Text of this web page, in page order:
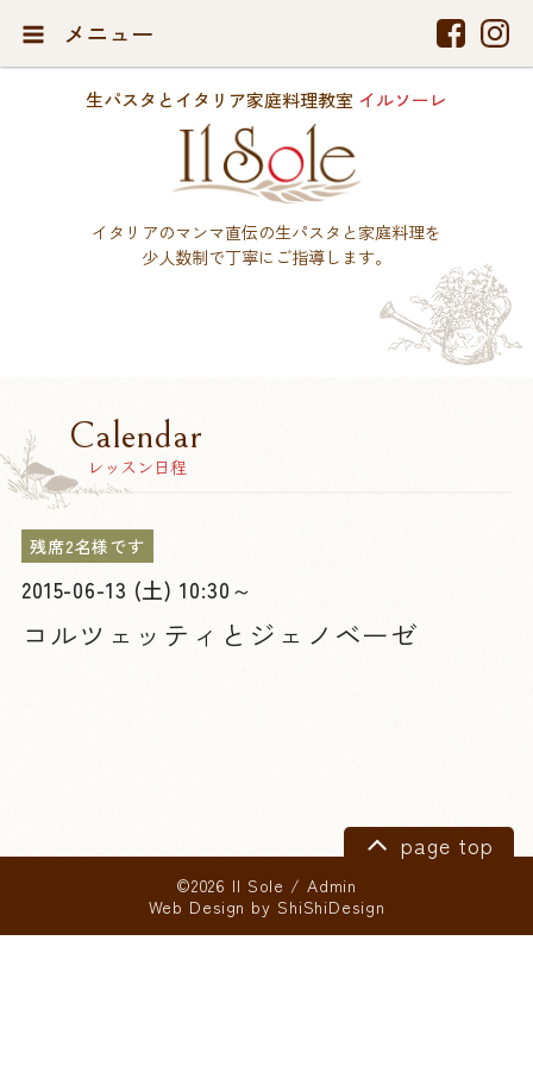
メニュー
生パスタとイタリア家庭料理教室 イルソーレ
イタリアのマンマ直伝の生パスタと家庭料理を
少人数制で丁寧にご指導します。
Calendar
レッスン日程
残席2名様です
2015-06-13 (土) 10:30～
コルツェッティとジェノベーゼ
page top
©2026 Il Sole / Admin
Web Design by ShiShiDesign